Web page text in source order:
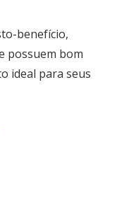
benefício,
possuem bom
ideal para seus